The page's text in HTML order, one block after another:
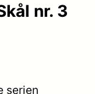
nr. 3
serien